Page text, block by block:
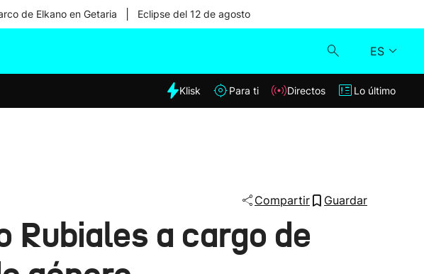
de Elkano en Getaria Eclipse del 12 de agosto
ES
Klisk
Klisk Para ti Directos Lo último
Compartir Guardar
Rubiales a cargo de